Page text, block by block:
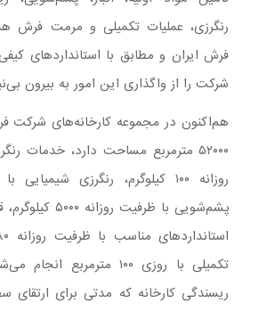
رنگرزی، عملیات تکمیلی و مرمت
فرش ایران و مطابق با استانداردهای
شرکت را از واگذاری این امور به بیرون
هم‌اکنون در مجموعه کارخانه‌های شرکت
۵۲۰۰۰ مترمربع مساحت دارد، خدمات
پشم‌شویی با ظرفیت
تکمیلی با روزی ۱۰۰
ریسندگی کارخانه که مدتی برای ارتقای